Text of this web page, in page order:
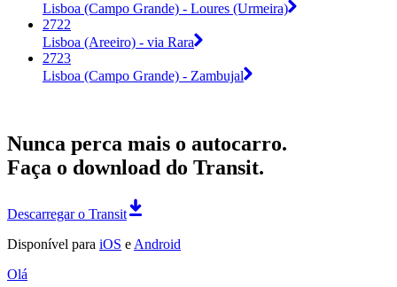
Lisboa (Campo Grande) - Loures (Urmeira)
2722
Lisboa (Areeiro) - via Rara
2723
Lisboa (Campo Grande) - Zambujal
Nunca perca mais o autocarro.
Faça o download do Transit.
Descarregar o Transit
Disponível para iOS e Android
Olá